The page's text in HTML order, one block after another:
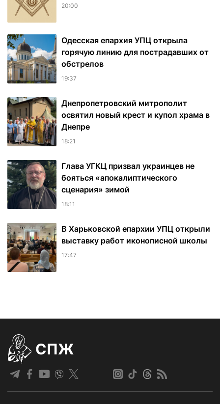
20:00
Одесская епархия УПЦ открыла
горячую линию для пострадавших от
обстрелов
19:37
Днепропетровский митрополит
освятил новый крест и купол храма в
Днепре
18:21
Глава УГКЦ призвал украинцев не
бояться «апокалиптического
сценария» зимой
18:11
В Харьковской епархии УПЦ открыли
выставку работ иконописной школы
17:47
СПЖ